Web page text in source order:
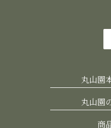
丸山園
丸山園
商